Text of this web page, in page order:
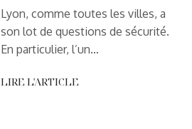
Lyon, comme toutes les villes, a
son lot de questions de sécurité.
En particulier, l’un…
LIRE L'ARTICLE